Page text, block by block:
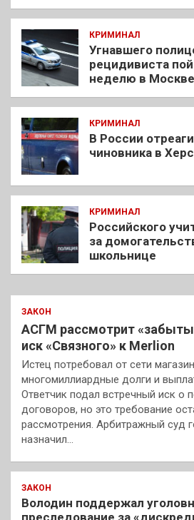
КРИМИНАЛ
Угнавшего
рецидивиста
неделю в Москве
КРИМИНАЛ
В России
чиновника в
КРИМИНАЛ
Российского
за
школьнице
ЗАКОН
АСГМ рассмотрит
иск «Связного» к Merlion
Истец потребовал от сети
многомиллиардные долги и
Ответчик подал встречный иск о
договоров, но это требование
рассмотрения. Арбитражный суд
назначил…
ЗАКОН
Володин поддержал
преследование за